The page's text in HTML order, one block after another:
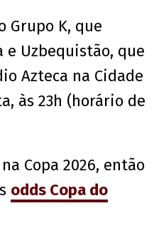
Grupo K, que
e Uzbequistão, que
Azteca na Cidade
às 23h (horário de
Copa 2026, então
odds Copa do